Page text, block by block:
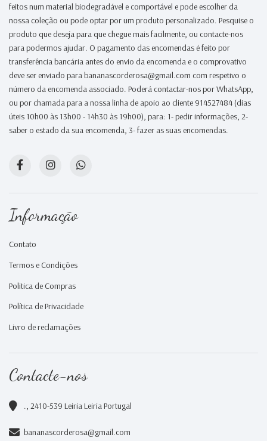
feitos num material biodegradável e comportável e pode escolher da
nossa coleção ou pode optar por um produto personalizado. Pesquise o
produto que deseja para que chegue mais facilmente, ou contacte-nos
para podermos ajudar. O pagamento das encomendas é feito por
transferência bancária antes do envio da encomenda e o comprovativo
deve ser enviado para bananascorderosa@gmail.com com respetivo o
número da encomenda associado. Poderá contactar-nos por WhatsApp,
ou por chamada para a nossa linha de apoio ao cliente 914527484 (dias
úteis 10h00 às 13h00 - 14h30 às 19h00), para: 1- pedir informações, 2-
saber o estado da sua encomenda, 3- fazer as suas encomendas.
Informação
Contato
Termos e Condições
Politica de Compras
Política de Privacidade
Livro de reclamações
Contacte-nos
., 2410-539 Leiria Leiria Portugal
bananascorderosa@gmail.com